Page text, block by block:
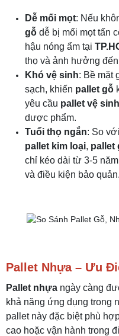
Dễ mối mọt: Nếu
gỗ dễ bị mối mọt tấn
hậu nóng ẩm tại
thọ và ảnh hưởng
Khó vệ sinh: Bề mặt
sạch, khiến pallet gỗ
yêu cầu pallet vệ
dược phẩm.
Tuổi thọ ngắn: So với
pallet kim loại, pallet
chỉ kéo dài từ 3-5
và điều kiện bảo quản.
Pallet Nhựa – Ưu
Pallet nhựa ngày càng
khả năng ứng dụng trong
pallet này đặc biệt phù
cao hoặc vận hành trong